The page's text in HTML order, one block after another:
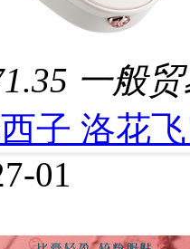
一般
子 洛花
01